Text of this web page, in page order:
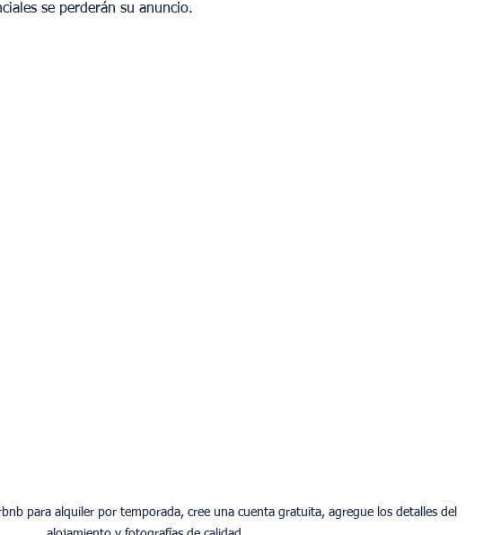
se perderán su anuncio.
para alquiler por temporada, cree una cuenta gratuita, agregue los detalles del